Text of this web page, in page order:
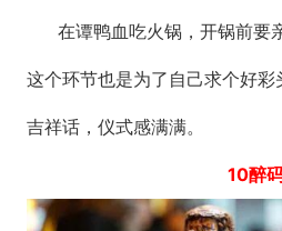
在谭鸭血吃火锅，开锅前要
这个环节也是为了自己求个好
吉祥话，仪式感满满。
10醉